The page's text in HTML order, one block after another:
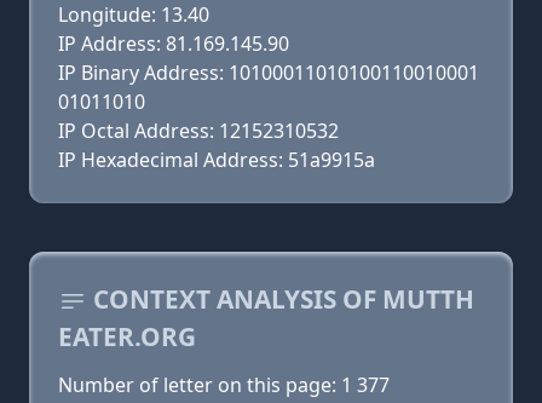
Longitude: 13.40
IP Address: 81.169.145.90
IP Binary Address: 10100011010100110010001
01011010
IP Octal Address: 12152310532
IP Hexadecimal Address: 51a9915a
CONTEXT ANALYSIS OF MUTTH
EATER.ORG
Number of letter on this page: 1 377